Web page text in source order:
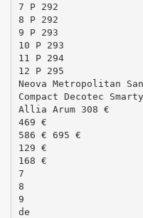
7 P 292
8 P 292
9 P 293
10 P 293
11 P 294
12 P 295
Neova Metropolitan
Compact Decotec
Allia Arum 308 €
469 €
586 € 695 €
129 €
168 €
7
8
9
de